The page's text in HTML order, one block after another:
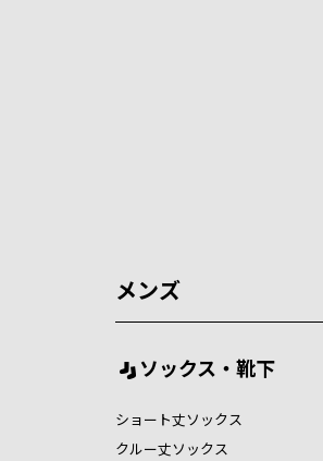
メンズ
ソックス・靴下
ショート丈ソックス
クルー丈ソックス